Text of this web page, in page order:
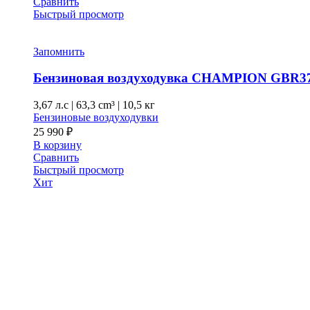
Быстрый просмотр
Запомнить
Бензиновая воздуходувка CHAMPION
3,67 л.с | 63,3 cm³ | 10,5 кг
Бензиновые воздуходувки
25 990 ₽
В корзину
Сравнить
Быстрый просмотр
Хит